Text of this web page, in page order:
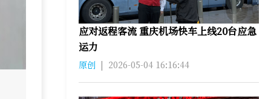
应对返程客流 重庆机场快车上线20台应急
运力
原创 | 2026-05-04 16:16:44